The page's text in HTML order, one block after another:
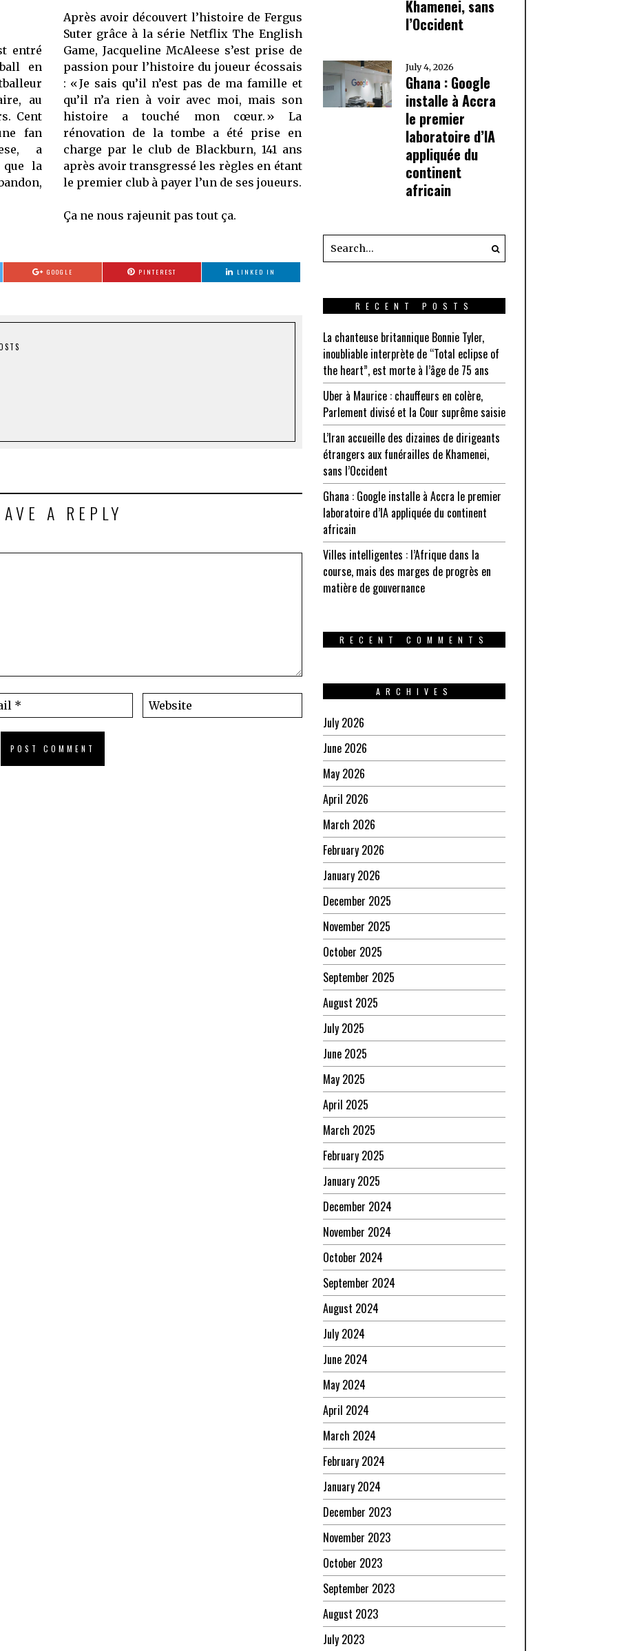
entré
en
au
Cent
fan
a
que la
Après avoir découvert l’histoire de Fergus
Suter grâce à la série Netflix The English
Game, Jacqueline McAleese s’est prise de
passion pour l’histoire du joueur écossais
: « Je sais qu’il n’est pas de ma famille et
qu’il n’a rien à voir avec moi, mais son
histoire a touché mon cœur. » La
rénovation de la tombe a été prise en
charge par le club de Blackburn, 141 ans
après avoir transgressé les règles en étant
le premier club à payer l’un de ses joueurs.
Ça ne nous rajeunit pas tout ça.
GOOGLE PINTEREST LINKED IN
A REPLY
Khamenei, sans
l’Occident
July 4, 2026
Ghana : Google
installe à Accra
le premier
laboratoire d’IA
appliquée du
continent
africain
RECENT POSTS
La chanteuse britannique Bonnie Tyler,
inoubliable interprète de “Total eclipse of
the heart”, est morte à l’âge de 75 ans
Uber à Maurice : chauffeurs en colère,
Parlement divisé et la Cour suprême saisie
L’Iran accueille des dizaines de dirigeants
étrangers aux funérailles de Khamenei,
sans l’Occident
Ghana : Google installe à Accra le premier
laboratoire d’IA appliquée du continent
africain
Villes intelligentes : l’Afrique dans la
course, mais des marges de progrès en
matière de gouvernance
RECENT COMMENTS
ARCHIVES
July 2026
June 2026
May 2026
April 2026
March 2026
February 2026
January 2026
December 2025
November 2025
October 2025
September 2025
August 2025
July 2025
June 2025
May 2025
April 2025
March 2025
February 2025
January 2025
December 2024
November 2024
October 2024
September 2024
August 2024
July 2024
June 2024
May 2024
April 2024
March 2024
February 2024
January 2024
December 2023
November 2023
October 2023
September 2023
August 2023
July 2023